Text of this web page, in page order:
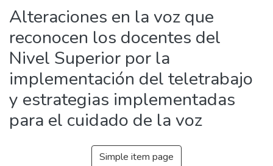
Communities
&
Collections
All of DSpace
Statistics
In(current)
Alteraciones en la voz que
reconocen los docentes del
Nivel Superior por la
implementación del teletrabajo
y estrategias implementadas
para el cuidado de la voz
Simple item page